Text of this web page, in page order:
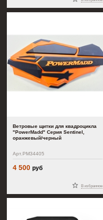
Ветровые щитки для квадроцикла
"PowerMadd" Серия Sentinel,
оранжевый/черный
Арт.PM34405
4 500руб
В избранное